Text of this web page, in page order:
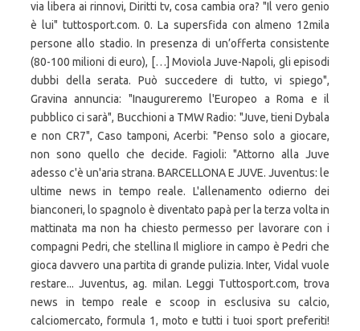
via libera ai rinnovi, Diritti tv, cosa cambia ora? "Il vero genio
è lui" tuttosport.com. 0. La supersfida con almeno 12mila
persone allo stadio. In presenza di un’offerta consistente
(80-100 milioni di euro), […] Moviola Juve-Napoli, gli episodi
dubbi della serata. Può succedere di tutto, vi spiego",
Gravina annuncia: "Inaugureremo l'Europeo a Roma e il
pubblico ci sarà", Bucchioni a TMW Radio: "Juve, tieni Dybala
e non CR7", Caso tamponi, Acerbi: "Penso solo a giocare,
non sono quello che decide. Fagioli: "Attorno alla Juve
adesso c'è un'aria strana. BARCELLONA E JUVE. Juventus: le
ultime news in tempo reale. L'allenamento odierno dei
bianconeri, lo spagnolo è diventato papà per la terza volta in
mattinata ma non ha chiesto permesso per lavorare con i
compagni Pedri, che stellina Il migliore in campo è Pedri che
gioca davvero una partita di grande pulizia. Inter, Vidal vuole
restare... Juventus, ag. milan. Leggi Tuttosport.com, trova
news in tempo reale e scoop in esclusiva su calcio,
calciomercato, formula 1, moto e tutti i tuoi sport preferiti!